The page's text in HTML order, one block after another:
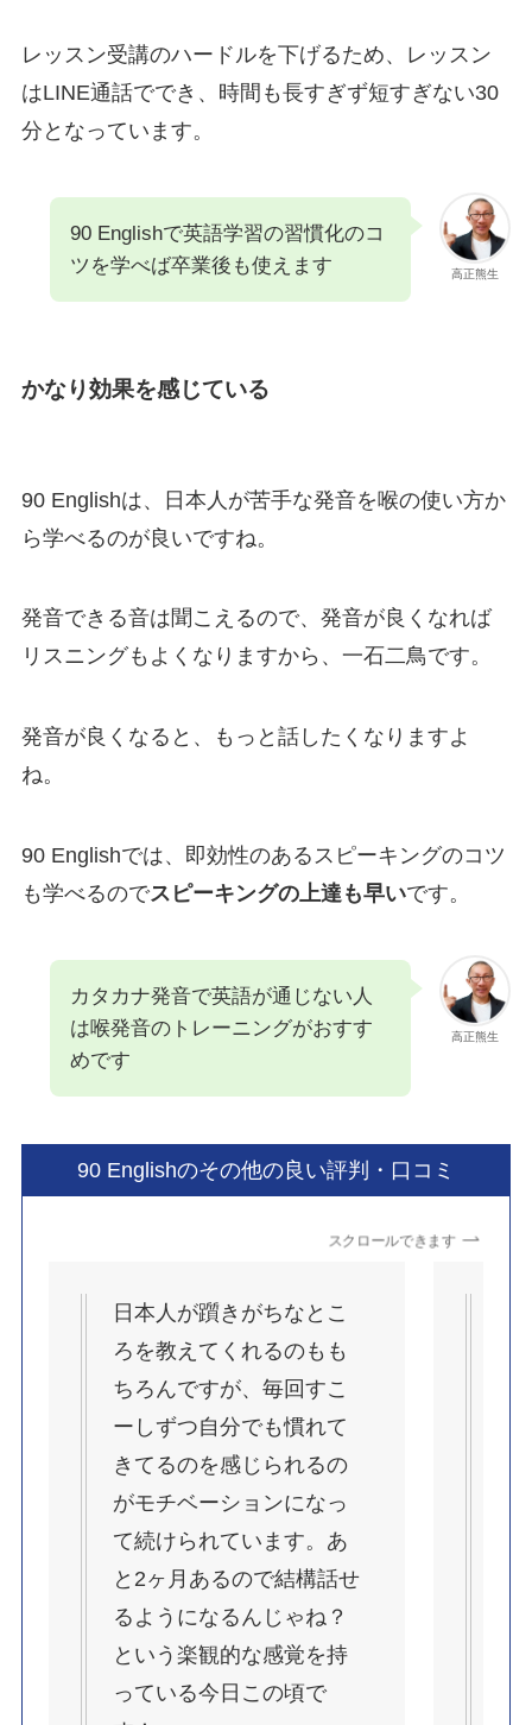
レッスン受講のハードルを下げるため、レッスン
はLINE通話ででき、時間も長すぎず短すぎない30
分となっています。
高正熊生
90 Englishで英語学習の習慣化のコ
ツを学べば卒業後も使えます
かなり効果を感じている
90 Englishは、日本人が苦手な発音を喉の使い方か
ら学べるのが良いですね。
発音できる音は聞こえるので、発音が良くなれば
リスニングもよくなりますから、一石二鳥です。
発音が良くなると、もっと話したくなりますよ
ね。
90 Englishでは、即効性のあるスピーキングのコツ
も学べるのでスピーキングの上達も早いです。
高正熊生
カタカナ発音で英語が通じない人
は喉発音のトレーニングがおすす
めです
90 Englishのその他の良い評判・口コミ
スクロールできます
日本人が躓きがちなとこ
ろを教えてくれるのもも
ちろんですが、毎回すこ
ーしずつ自分でも慣れて
きてるのを感じられるの
がモチベーションになっ
て続けられています。あ
と2ヶ月あるので結構話せ
るようになるんじゃね？
という楽観的な感覚を持
っている今日この頃で